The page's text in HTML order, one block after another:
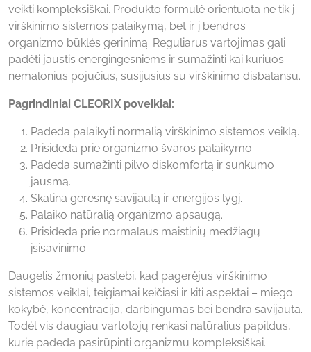
veikti kompleksiškai. Produkto formulė orientuota ne tik į
virškinimo sistemos palaikymą, bet ir į bendros
organizmo būklės gerinimą. Reguliarus vartojimas gali
padėti jaustis energingesniems ir sumažinti kai kuriuos
nemalonius pojūčius, susijusius su virškinimo disbalansu.
Pagrindiniai CLEORIX poveikiai:
Padeda palaikyti normalią virškinimo sistemos veiklą.
Prisideda prie organizmo švaros palaikymo.
Padeda sumažinti pilvo diskomfortą ir sunkumo
jausmą.
Skatina geresnę savijautą ir energijos lygį.
Palaiko natūralią organizmo apsaugą.
Prisideda prie normalaus maistinių medžiagų
įsisavinimo.
Daugelis žmonių pastebi, kad pagerėjus virškinimo
sistemos veiklai, teigiamai keičiasi ir kiti aspektai – miego
kokybė, koncentracija, darbingumas bei bendra savijauta.
Todėl vis daugiau vartotojų renkasi natūralius papildus,
kurie padeda pasirūpinti organizmu kompleksiškai.